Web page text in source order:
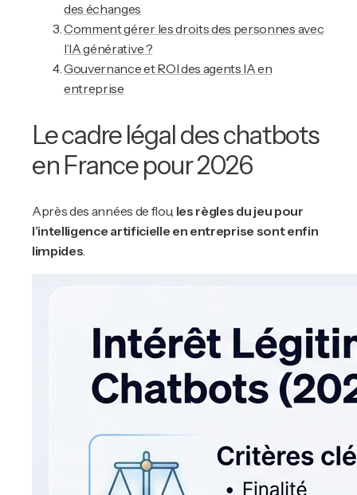
des échanges
Comment gérer les droits des personnes avec
l’IA générative ?
Gouvernance et ROI des agents IA en
entreprise
Le cadre légal des chatbots
en France pour 2026
Après des années de flou, les règles du jeu pour
l’intelligence artificielle en entreprise sont enfin
limpides.